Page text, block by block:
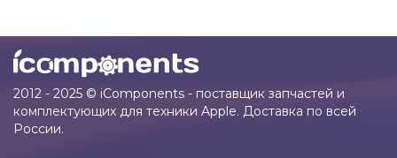
2012 - 2025 © iComponents - поставщик запчастей и
комплектующих для техники Apple. Доставка по всей
России.